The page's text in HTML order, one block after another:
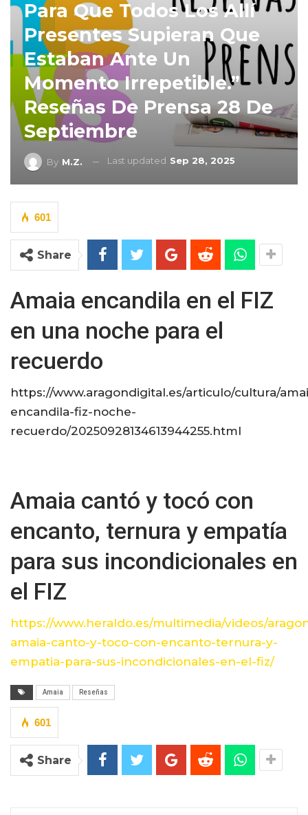
Para Que Todos Los Allí
Presentes Supieran Que
Estaban Ante Un
Momento Irrepetible.”
Reseñas De Prensa 28 De
Septiembre
By M.Z. Last updated Sep 28, 2025
601
Share
Amaia encandila en el FIZ
en una noche para el
recuerdo
https://www.aragondigital.es/articulo/cultura/
encandila-fiz-noche-
recuerdo/20250928134613944255.html
Amaia cantó y tocó con
encanto, ternura y empatía
para sus incondicionales en
el FIZ
https://www.heraldo.es/multimedia/videos/
amaia-canto-y-toco-con-encanto-ternura-y-
empatia-para-sus-incondicionales-en-el-fiz/
Amaia Reseñas
601
Share